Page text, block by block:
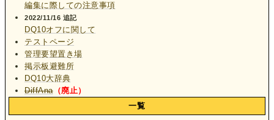
編集に際しての注意事項
2022/11/16 追記
DQ10オフに関して
テストページ
管理要望置き場
掲示板避難所
DQ10大辞典
DiffAna（廃止）
一覧